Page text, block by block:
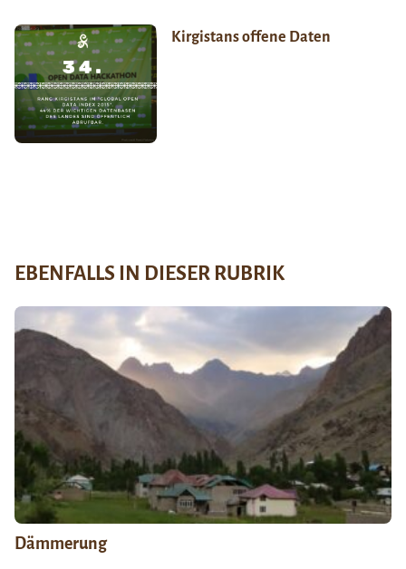
Kirgistans offene Daten
EBENFALLS IN DIESER RUBRIK
Dämmerung